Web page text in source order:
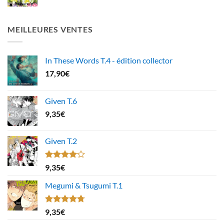
MEILLEURES VENTES
In These Words T.4 - édition collector
17,90€
Given T.6
9,35€
Given T.2
Note
4.00
5
9,35€
Megumi & Tsugumi T.1
Note4.67
sur 5
9,35€